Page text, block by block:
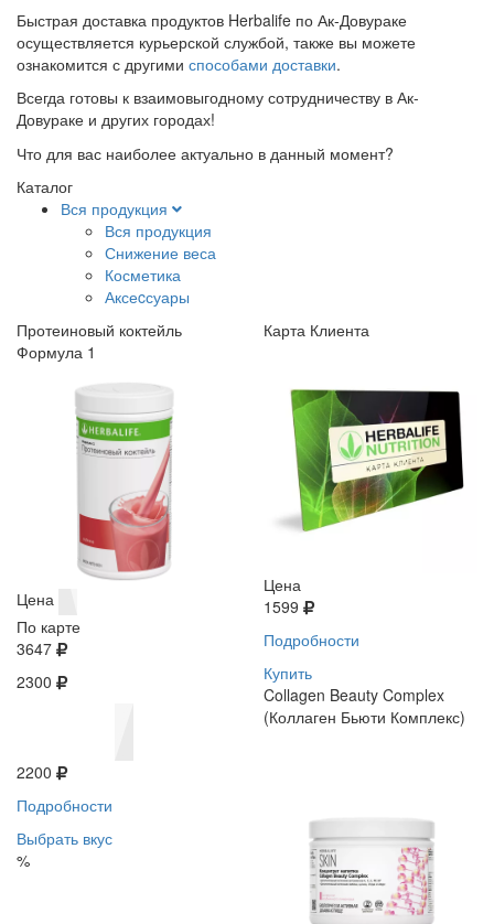
Быстрая доставка продуктов Herbalife по Ак-Довураке
осуществляется курьерской службой, также вы можете
ознакомится с другими способами доставки.
Всегда готовы к взаимовыгодному сотрудничеству в Ак-
Довураке и других городах!
Что для вас наиболее актуально в данный момент?
Каталог
Вся продукция
Вся продукция
Снижение веса
Косметика
Аксеcсуары
Протеиновый коктейль
Формула 1
Цена
По карте
3647
2300
2200
Подробности
Выбрать вкус
%
Карта Клиента
Цена
1599
Подробности
Купить
Collagen Beauty Complex
(Коллаген Бьюти Комплекс)